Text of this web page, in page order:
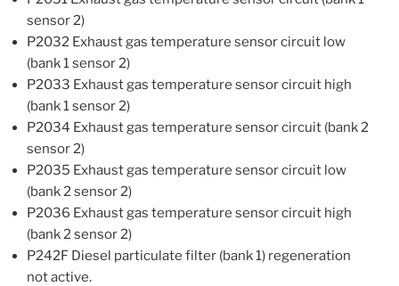
sensor 2)
P2032 Exhaust gas temperature sensor circuit low
(bank 1 sensor 2)
P2033 Exhaust gas temperature sensor circuit high
(bank 1 sensor 2)
P2034 Exhaust gas temperature sensor circuit (bank 2
sensor 2)
P2035 Exhaust gas temperature sensor circuit low
(bank 2 sensor 2)
P2036 Exhaust gas temperature sensor circuit high
(bank 2 sensor 2)
P242F Diesel particulate filter (bank 1) regeneration
not active.